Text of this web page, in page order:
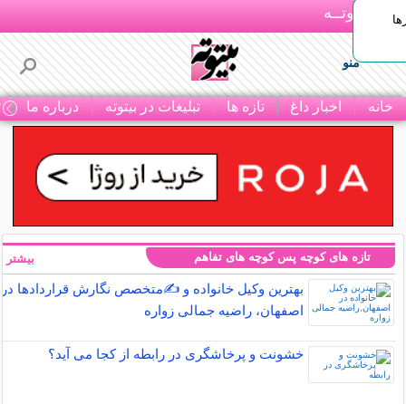
بـیتوتــه
منو
خانه اخبار داغ تازه ها تبلیغات در بیتوته درباره ما
تازه های کوچه پس کوچه های تفاهم
بهترین وکیل خانواده و ✍️متخصص نگارش قراردادها در
اصفهان، راضیه جمالی زواره
خشونت و پرخاشگری در رابطه از کجا می آید؟
بیشتر